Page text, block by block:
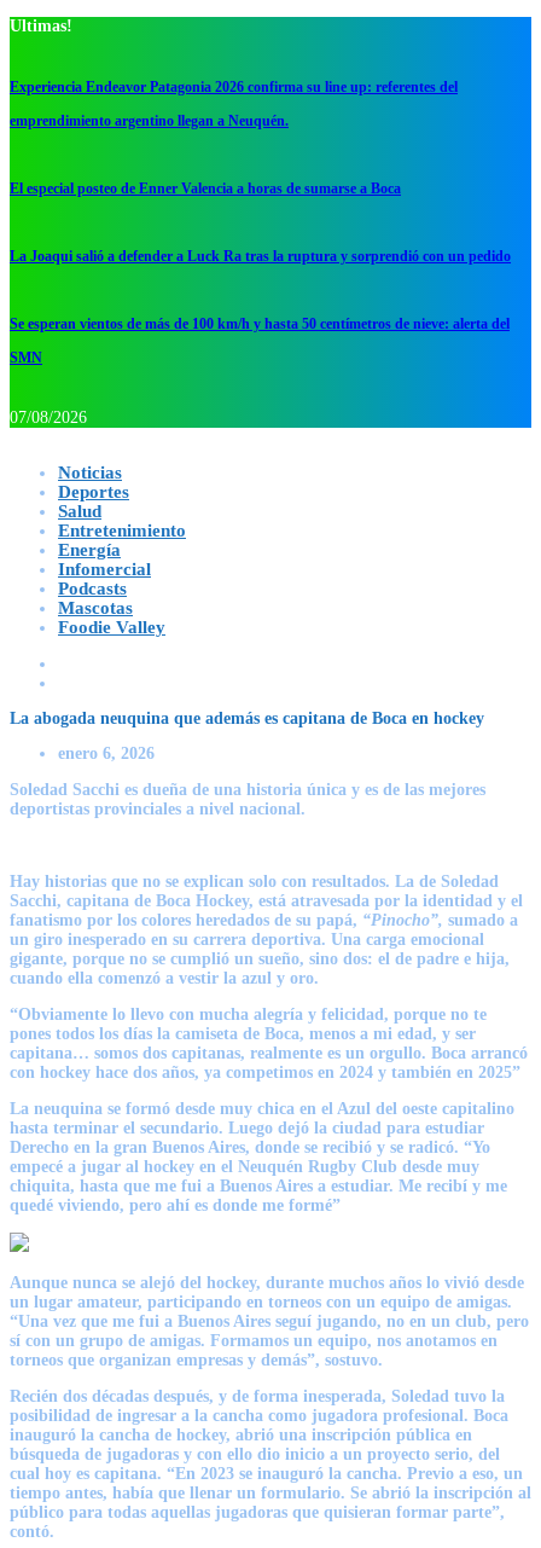
Ultimas!
Experiencia Endeavor Patagonia 2026 confirma su line up: referentes del
emprendimiento argentino llegan a Neuquén.
El especial posteo de Enner Valencia a horas de sumarse a Boca
La Joaqui salió a defender a Luck Ra tras la ruptura y sorprendió con un pedido
Se esperan vientos de más de 100 km/h y hasta 50 centímetros de nieve: alerta del
SMN
07/08/2026
Noticias
Deportes
Salud
Entretenimiento
Energía
Infomercial
Podcasts
Mascotas
Foodie Valley
La abogada neuquina que además es capitana de Boca en hockey
enero 6, 2026
Soledad Sacchi es dueña de una historia única y es de las mejores
deportistas provinciales a nivel nacional.
Hay historias que no se explican solo con resultados. La de Soledad
Sacchi, capitana de Boca Hockey, está atravesada por la identidad y el
fanatismo por los colores heredados de su papá, “Pinocho”, sumado a
un giro inesperado en su carrera deportiva. Una carga emocional
gigante, porque no se cumplió un sueño, sino dos: el de padre e hija,
cuando ella comenzó a vestir la azul y oro.
“Obviamente lo llevo con mucha alegría y felicidad, porque no te
pones todos los días la camiseta de Boca, menos a mi edad, y ser
capitana… somos dos capitanas, realmente es un orgullo. Boca arrancó
con hockey hace dos años, ya competimos en 2024 y también en 2025”
La neuquina se formó desde muy chica en el Azul del oeste capitalino
hasta terminar el secundario. Luego dejó la ciudad para estudiar
Derecho en la gran Buenos Aires, donde se recibió y se radicó. “Yo
empecé a jugar al hockey en el Neuquén Rugby Club desde muy
chiquita, hasta que me fui a Buenos Aires a estudiar. Me recibí y me
quedé viviendo, pero ahí es donde me formé”
Aunque nunca se alejó del hockey, durante muchos años lo vivió desde
un lugar amateur, participando en torneos con un equipo de amigas.
“Una vez que me fui a Buenos Aires seguí jugando, no en un club, pero
sí con un grupo de amigas. Formamos un equipo, nos anotamos en
torneos que organizan empresas y demás”, sostuvo.
Recién dos décadas después, y de forma inesperada, Soledad tuvo la
posibilidad de ingresar a la cancha como jugadora profesional. Boca
inauguró la cancha de hockey, abrió una inscripción pública en
búsqueda de jugadoras y con ello dio inicio a un proyecto serio, del
cual hoy es capitana. “En 2023 se inauguró la cancha. Previo a eso, un
tiempo antes, había que llenar un formulario. Se abrió la inscripción al
público para todas aquellas jugadoras que quisieran formar parte”,
contó.